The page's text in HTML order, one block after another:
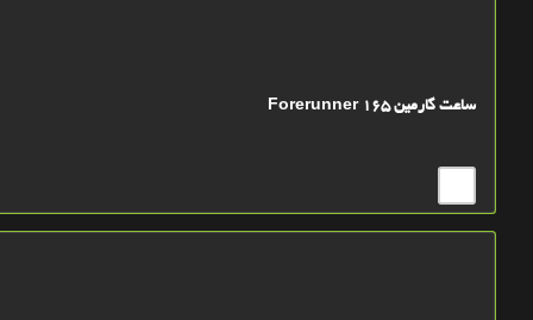
ساعت گارمین Forerunner 165